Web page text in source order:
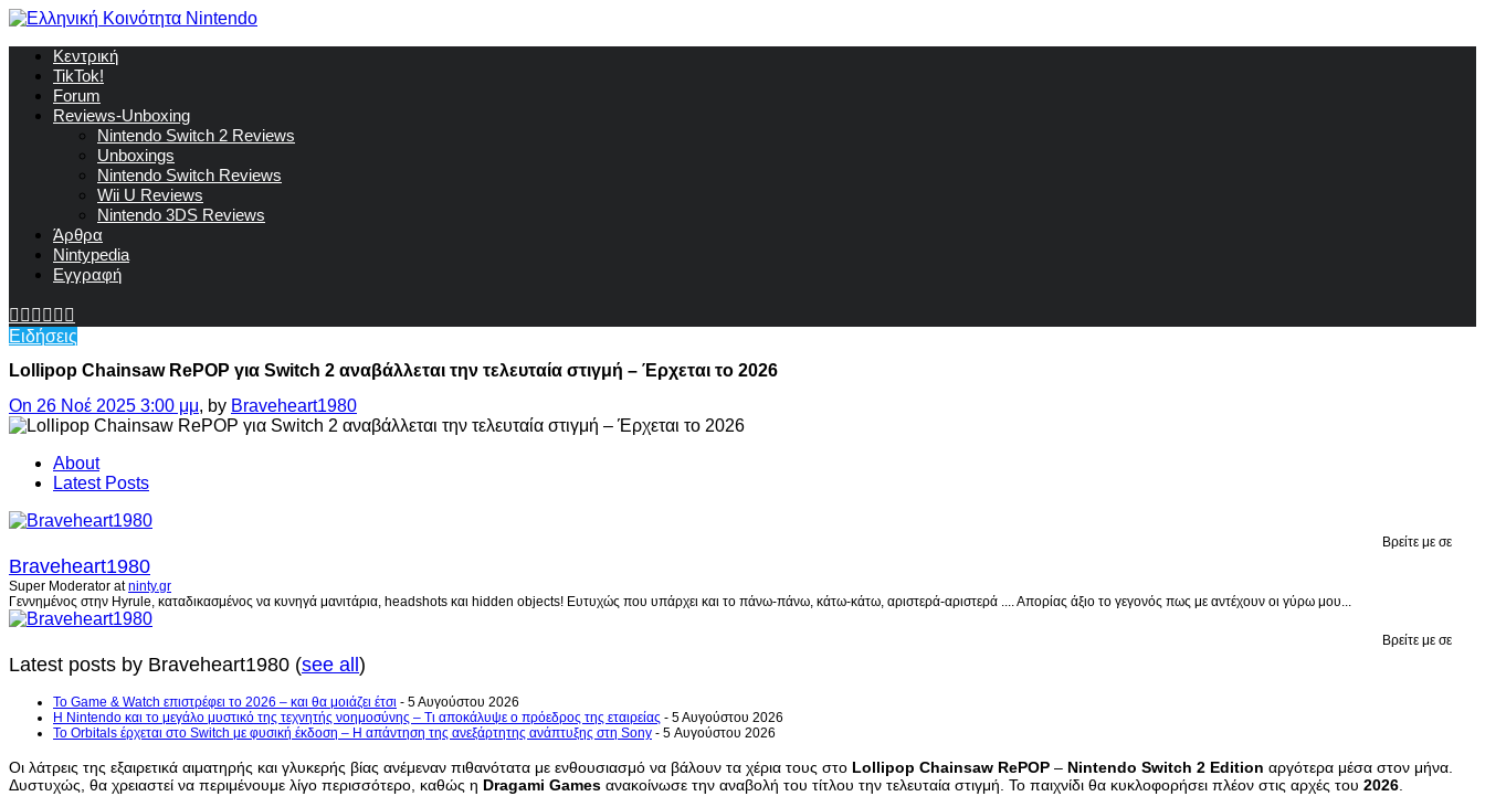
Κεντρική
TikTok!
Forum
Reviews-Unboxing
Nintendo Switch 2 Reviews
Unboxings
Nintendo Switch Reviews
Wii U Reviews
Nintendo 3DS Reviews
Άρθρα
Nintypedia
Εγγραφή
Ειδήσεις
Lollipop Chainsaw RePOP για Switch 2 αναβάλλεται την τελευταία στιγμή – Έρχεται το 2026
On 26 Νοέ 2025 3:00 μμ, by Braveheart1980
About
Latest Posts
Βρείτε με σε
Braveheart1980
Super Moderator atninty.gr
Γεννημένος στην Hyrule, καταδικασμένος να κυνηγά μανιτάρια, headshots και hidden objects! Ευτυχώς που υπάρχει και το πάνω-πάνω, κάτω-κάτω, αριστερά-αριστερά .... Απορίας άξιο το γεγονός πως με αντέχουν οι γύρω μου...
Βρείτε με σε
Latest posts by Braveheart1980 (see all)
Το Game & Watch επιστρέφει το 2026 – και θα μοιάζει έτσι - 5 Αυγούστου 2026
Η Nintendo και το μεγάλο μυστικό της τεχνητής νοημοσύνης – Τι αποκάλυψε ο πρόεδρος της εταιρείας - 5 Αυγούστου 2026
Το Orbitals έρχεται στο Switch με φυσική έκδοση – Η απάντηση της ανεξάρτητης ανάπτυξης στη Sony - 5 Αυγούστου 2026
Οι λάτρεις της εξαιρετικά αιματηρής και γλυκερής βίας ανέμεναν πιθανότατα με ενθουσιασμό να βάλουν τα χέρια τους στο Lollipop Chainsaw RePOP – Nintendo Switch 2 Edition αργότερα μέσα στον μήνα.
Δυστυχώς, θα χρειαστεί να περιμένουμε λίγο περισσότερο, καθώς η Dragami Games ανακοίνωσε την αναβολή του τίτλου την τελευταία στιγμή. Το παιχνίδι θα κυκλοφορήσει πλέον στις αρχές του 2026